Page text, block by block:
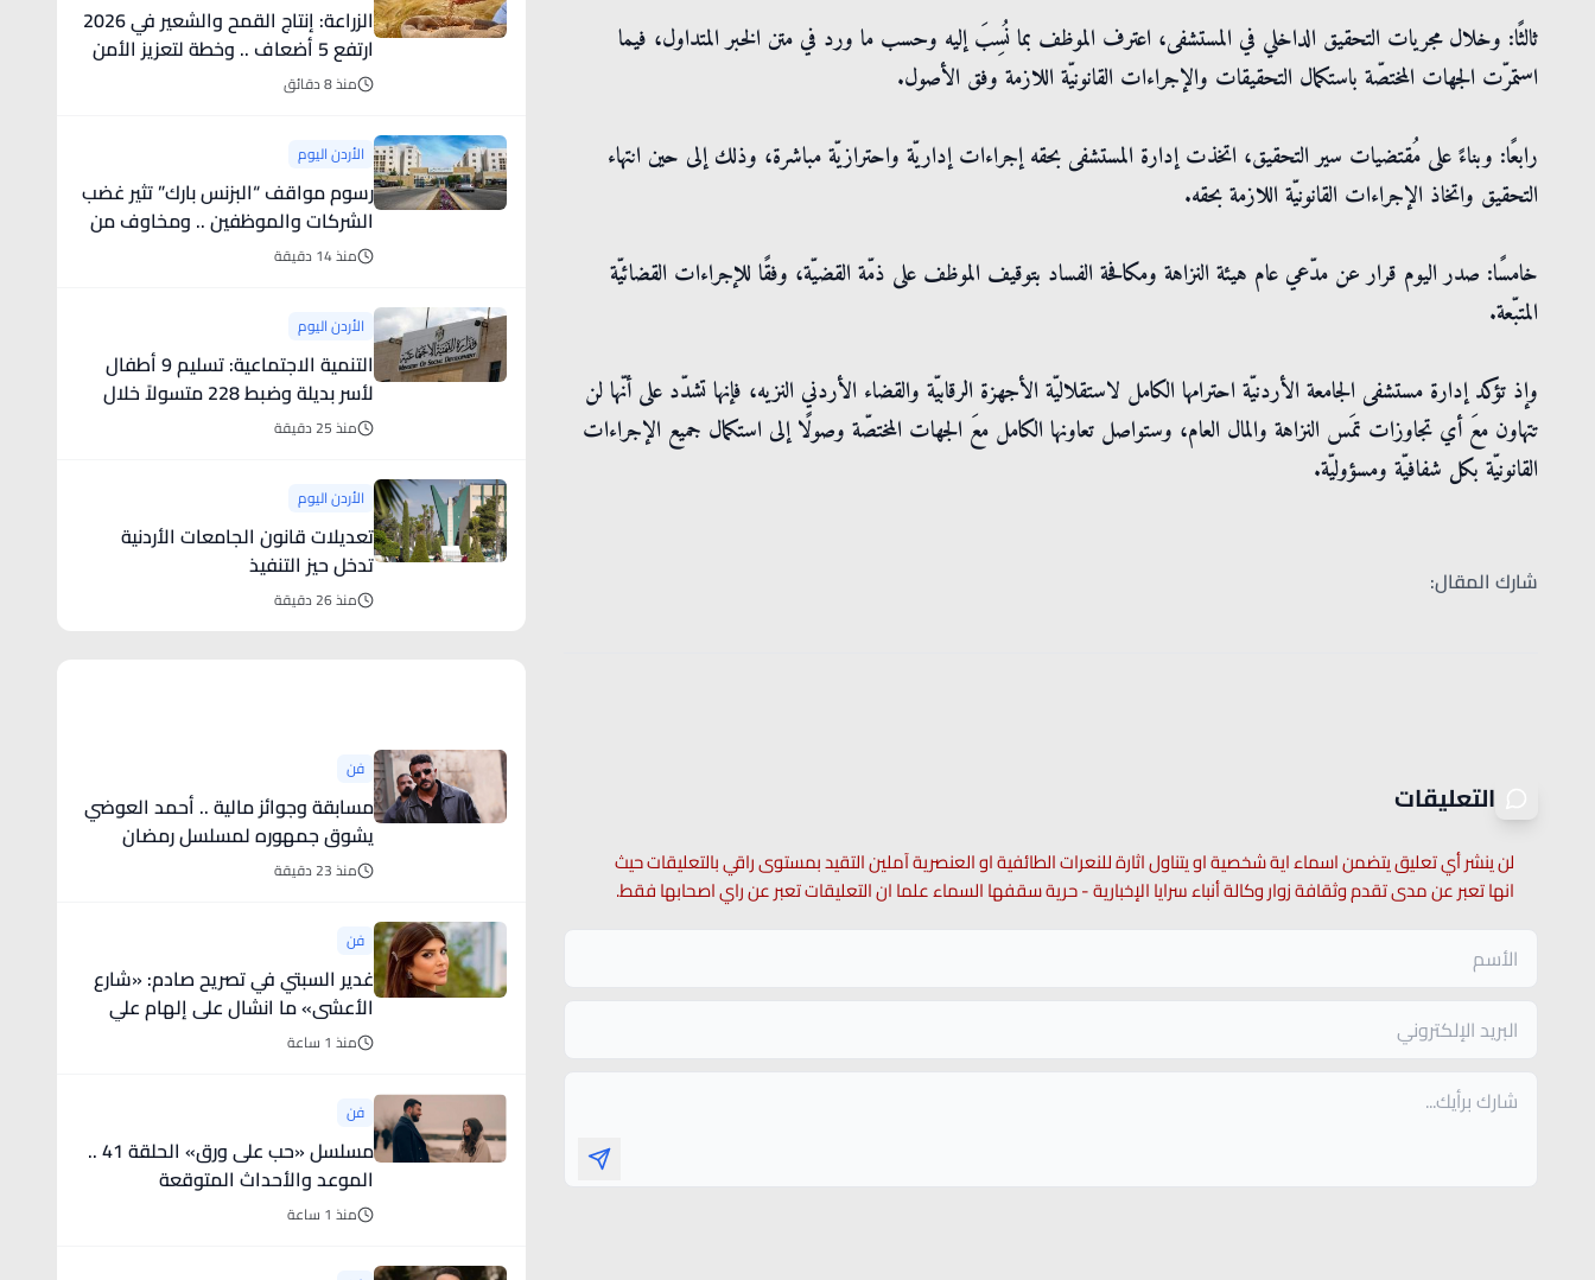
ثالثًا: وخلال مجريات التحقيق الداخلي في المستشفى، اعترف الموظف بما نُسِبَ إليه وحسب ما ورد في متن الخبر المتداول، فيما
استمرّت الجهات المختصّة باستكمال التحقيقات والإجراءات القانونيّة اللازمة وفق الأصول.
رابعًا: وبناءً على مُقتضيات سير التحقيق، اتخذت إدارة المستشفى بحقه إجراءات إداريّة واحترازيّة مباشرة، وذلك إلى حين انتهاء
التحقيق واتخاذ الإجراءات القانونيّة اللازمة بحقه.
خامسًا: صدر اليوم قرار عن مدّعي عام هيئة النزاهة ومكافحة الفساد بتوقيف الموظف على ذمّة القضيّة، وفقًا للإجراءات القضائيّة
المتبّعة.
وإذ تؤكد إدارة مستشفى الجامعة الأردنيّة احترامها الكامل لاستقلاليّة الأجهزة الرقابيّة والقضاء الأردني النزيه، فإنها تشدّد على أنّها لن
تتهاون معَ أي تجاوزات تمَس النزاهة والمال العام، وستواصل تعاونها الكامل معَ الجهات المختصّة وصولًا إلى استكمال جميع الإجراءات
القانونيّة بكل شفافيّة ومسؤوليّة.
شارك المقال:
التعليقات
لن ينشر أي تعليق يتضمن اسماء اية شخصية او يتناول اثارة للنعرات الطائفية او العنصرية آملين التقيد بمستوى راقي بالتعليقات حيث
انها تعبر عن مدى تقدم وثقافة زوار وكالة أنباء سرايا الإخبارية - حرية سقفها السماء علما ان التعليقات تعبر عن راي اصحابها فقط.
الزراعة: إنتاج القمح والشعير في 2026
ارتفع 5 أضعاف .. وخطة لتعزيز الأمن
الغذائي
منذ 8 دقائق
الأردن اليوم
رسوم مواقف “البزنس بارك” تثير غضب
الشركات والموظفين .. ومخاوف من
انعكاسها على بيئة الاستثمار
منذ 14 دقيقة
الأردن اليوم
التنمية الاجتماعية: تسليم 9 أطفال
لأسر بديلة وضبط 228 متسولاً خلال
تموز
منذ 25 دقيقة
الأردن اليوم
تعديلات قانون الجامعات الأردنية
تدخل حيز التنفيذ
منذ 26 دقيقة
فن
مسابقة وجوائز مالية .. أحمد العوضي
يشوق جمهوره لمسلسل رمضان
2027
منذ 23 دقيقة
فن
غدير السبتي في تصريح صادم: «شارع
الأعشى» ما انشال على إلهام علي
وحدها
منذ 1 ساعة
فن
مسلسل «حب على ورق» الحلقة 41 ..
الموعد والأحداث المتوقعة
منذ 1 ساعة